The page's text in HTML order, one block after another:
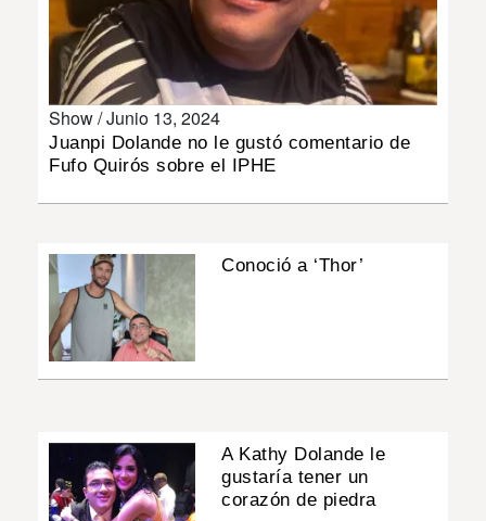
Show /Junio 13, 2024
Juanpi Dolande no le gustó comentario de
Fufo Quirós sobre el IPHE
Conoció a ‘Thor’
A Kathy Dolande le
gustaría tener un
corazón de piedra